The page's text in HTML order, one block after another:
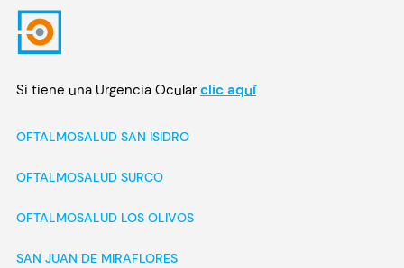
Si tiene una Urgencia Ocular clic aquí
OFTALMOSALUD SAN ISIDRO
OFTALMOSALUD SURCO
OFTALMOSALUD LOS OLIVOS
SAN JUAN DE MIRAFLORES